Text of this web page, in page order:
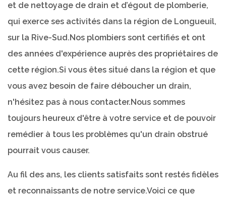
et de nettoyage de drain et d’égout de plomberie,
qui exerce ses activités dans la région de Longueuil,
sur la Rive-Sud.Nos plombiers sont certifiés et ont
des années d'expérience auprès des propriétaires de
cette région.Si vous êtes situé dans la région et que
vous avez besoin de faire déboucher un drain,
n'hésitez pas à nous contacter.Nous sommes
toujours heureux d'être à votre service et de pouvoir
remédier à tous les problèmes qu'un drain obstrué
pourrait vous causer.
Au fil des ans, les clients satisfaits sont restés fidèles
et reconnaissants de notre service.Voici ce que